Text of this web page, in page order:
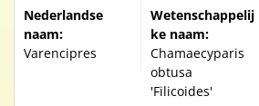
Nederlandse
naam:
Varencipres
Wetenschappelij
ke naam:
Chamaecyparis
obtusa
'Filicoides'